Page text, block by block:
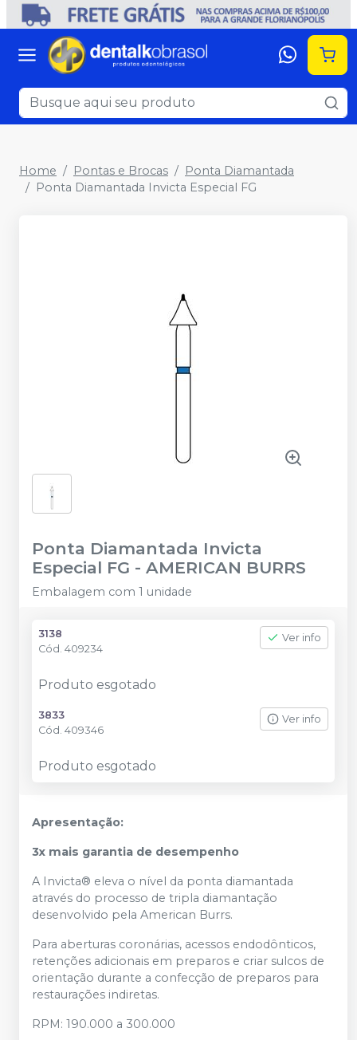
Home Pontas e Brocas
Ponta Diamantada
Ponta Diamantada Invicta Especial FG
Ponta Diamantada Invicta
Especial FG - AMERICAN BURRS
Embalagem com 1 unidade
3138
Cód. 409234
Ver info
Produto esgotado
3833
Cód. 409346
Ver info
Produto esgotado
Apresentação:
3x mais garantia de desempenho
A Invicta® eleva o nível da ponta diamantada
através do processo de tripla diamantação
desenvolvido pela American Burrs.
Para aberturas coronárias, acessos endodônticos,
retenções adicionais em preparos e criar sulcos de
orientação durante a confecção de preparos para
restaurações indiretas.
RPM: 190.000 a 300.000